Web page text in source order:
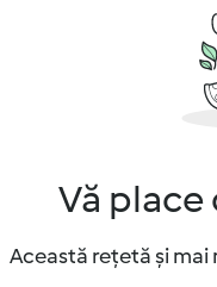
Vă place
Această rețetă și mai